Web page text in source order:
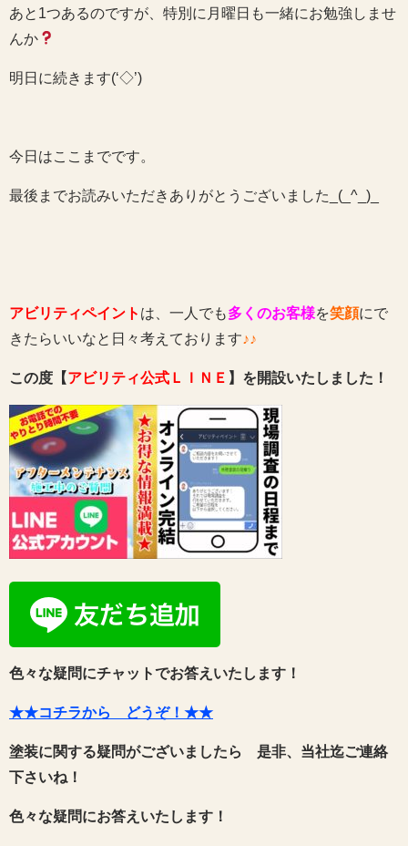
あと1つあるのですが、特別に月曜日も一緒にお勉強しませ
んか
明日に続きます(‘◇’)ゞ
今日はここまでです。
最後までお読みいただきありがとうございました_(_^_)_
アビリティペイント は、一人でも多くのお客様を笑顔にで
きたらいいなと日々考えております♪♪
この度【アビリティ公式ＬＩＮＥ 】を開設いたしました！
色々な疑問にチャットでお答えいたします！
★★コチラから どうぞ！★★
塗装に関する疑問がございましたら 是非、当社迄ご連絡
下さいね！
色々な疑問にお答えいたします！